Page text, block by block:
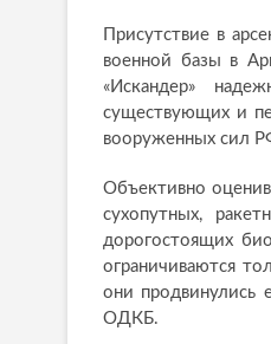
Присутствие в
военной базы в
«Искандер»
существующих и
вооруженных сил
Объективно
сухопутных,
дорогостоящих
ограничиваются
они продвинулись
ОДКБ.